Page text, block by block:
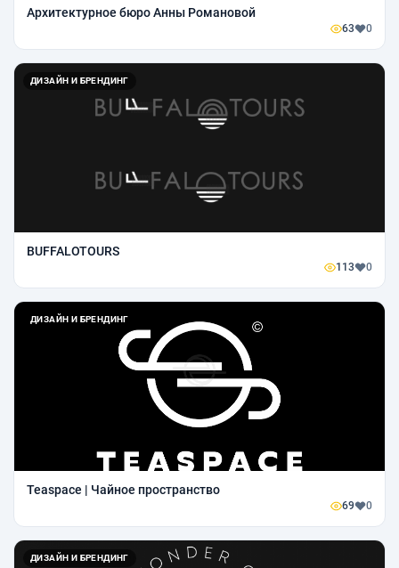
Архитектурное бюро Анны Романовой
63 0
ДИЗАЙН И БРЕНДИНГ
BUFFALOTOURS
113 0
ДИЗАЙН И БРЕНДИНГ
Teaspace | Чайное пространство
69 0
ДИЗАЙН И БРЕНДИНГ